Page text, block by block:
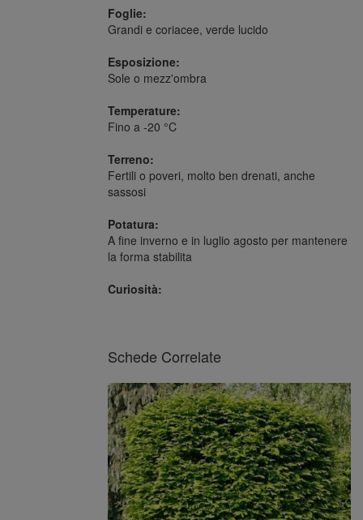
Foglie:
Grandi e coriacee, verde lucido
Esposizione:
Sole o mezz'ombra
Temperature:
Fino a -20 °C
Terreno:
Fertili o poveri, molto ben drenati, anche
sassosi
Potatura:
A fine inverno e in luglio agosto per mantenere
la forma stabilita
Curiosità:
Schede Correlate